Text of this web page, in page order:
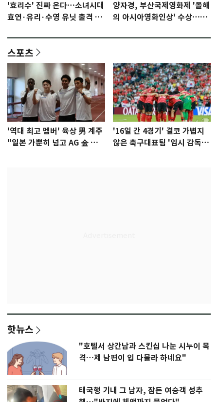
'효리수' 진짜 온다…소녀시대
효연·유리·수영 유닛 출격 [N
양자경, 부산국제영화제 '올해
의 아시아영화인상' 수상…15
스포츠
'역대 최고 멤버' 육상 男 계주
"일본 가뿐히 넘고 AG 金 따겠
'16일 간 4경기' 결코 가볍지
않은 축구대표팀 '임시 감독'
핫뉴스
"호텔서 상간남과 스킨십 나눈 시누이 목
격…제 남편이 입 다물라 하네요"
태국행 기내 그 남자, 잠든 여승객 성추